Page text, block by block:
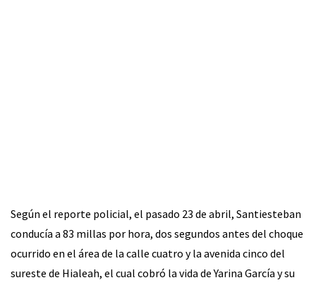
Según el reporte policial, el pasado 23 de abril, Santiesteban
conducía a 83 millas por hora, dos segundos antes del choque
ocurrido en el área de la calle cuatro y la avenida cinco del
sureste de Hialeah, el cual cobró la vida de Yarina García y su